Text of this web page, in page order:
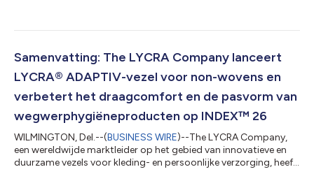
gezamenlijk ontwikkelde vorderingen in ultrasone binding
Zwitserland. Sinds 2014 werken beide bedrijven samen om
oplossingen voor ultrasone binding...
Samenvatting: The LYCRA Company lanceert
LYCRA® ADAPTIV-vezel voor non-wovens en
verbetert het draagcomfort en de pasvorm van
wegwerphygiëneproducten op INDEX™ 26
WILMINGTON, Del.--(BUSINESS WIRE)--The LYCRA Company,
een wereldwijde marktleider op het gebied van innovatieve en
duurzame vezels voor kleding- en persoonlijke verzorging, heeft